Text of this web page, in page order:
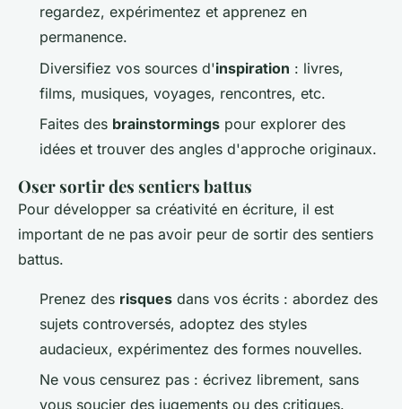
regardez, expérimentez et apprenez en
permanence.
Diversifiez vos sources d'inspiration : livres,
films, musiques, voyages, rencontres, etc.
Faites des brainstormings pour explorer des
idées et trouver des angles d'approche originaux.
Oser sortir des sentiers battus
Pour développer sa créativité en écriture, il est
important de ne pas avoir peur de sortir des sentiers
battus.
Prenez des risques dans vos écrits : abordez des
sujets controversés, adoptez des styles
audacieux, expérimentez des formes nouvelles.
Ne vous censurez pas : écrivez librement, sans
vous soucier des jugements ou des critiques.